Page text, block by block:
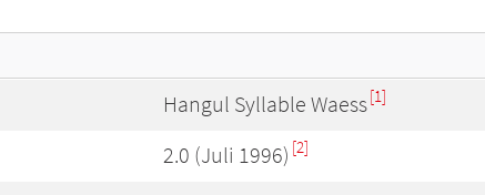
Hangul Syllable Waess[1]
2.0 (Juli 1996) [2]